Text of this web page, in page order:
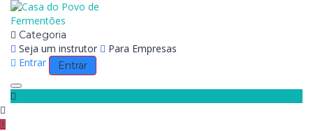
Categoria
Seja um instrutor
Para Empresas
Entrar
Entrar
Toggle navigation